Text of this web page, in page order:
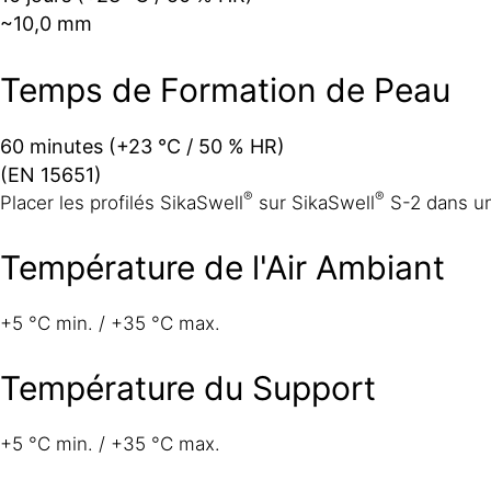
~10,0 mm
Temps de Formation de Peau
60 minutes (+23 °C / 50 % HR)
(EN 15651)
Placer les profilés SikaSwell® sur SikaSwell® S-2 dans
Température de l'Air Ambiant
+5 °C min. / +35 °C max.
Température du Support
+5 °C min. / +35 °C max.